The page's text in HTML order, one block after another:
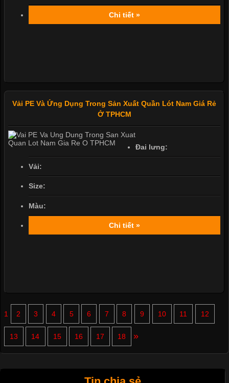
Chi tiết »
Vải PE Và Ứng Dụng Trong Sản Xuất Quần Lót Nam Giá Rẻ
Ở TPHCM
Đai lưng:
Vải:
Size:
Màu:
Chi tiết »
1 2 3 4 5 6 7 8 9 10 11 12
13 14 15 16 17 18 »